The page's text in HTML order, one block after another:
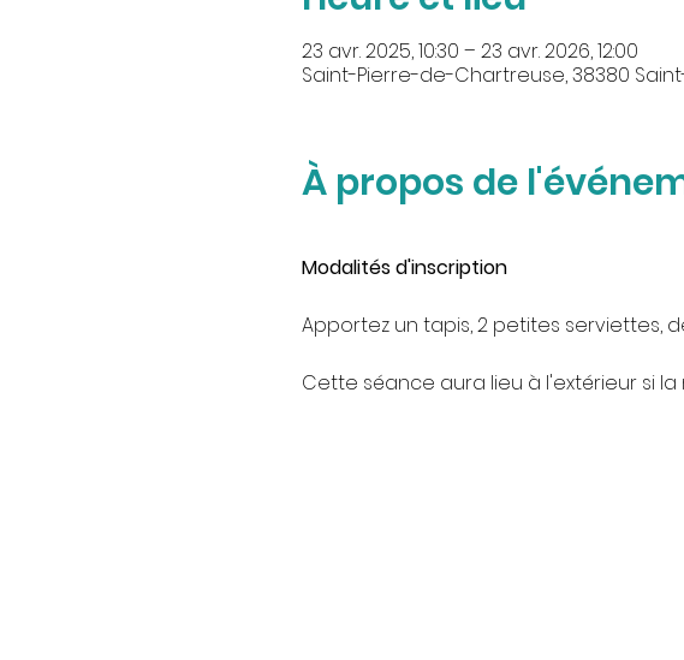
23 avr. 2025, 10:30 – 23 avr. 2026, 12:00
Saint-Pierre-de-Chartreuse, 38380
À propos de
Modalités d'inscription
Apportez un tapis, 2 petites serviettes,
Cette séance aura lieu à l'extérieur si